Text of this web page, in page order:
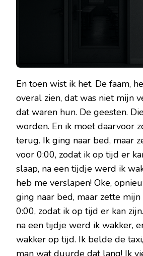
En toen wist ik het. De faam,
overal zien, dat was niet mijn
dat waren hun. De geesten.
worden. En ik moet daarvoor
terug. Ik ging naar bed, maar
voor 0:00, zodat ik op tijd er
slaap, na een tijdje werd ik
heb me verslapen! Oke,
ging naar bed, maar zette
0:00, zodat ik op tijd er kan
na een tijdje werd ik wakker,
wakker op tijd. Ik belde de